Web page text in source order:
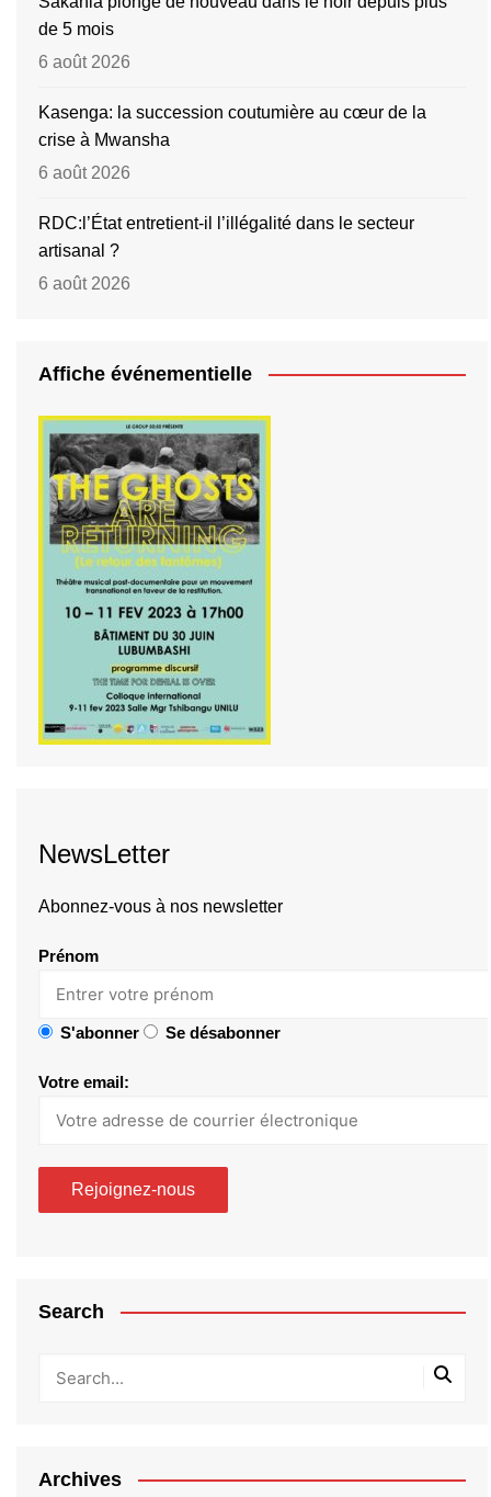
de 5 mois
6 août 2026
Kasenga: la succession coutumière au cœur de la
crise à Mwansha
6 août 2026
RDC:l’État entretient-il l’illégalité dans le secteur
artisanal ?
6 août 2026
Affiche événementielle
NewsLetter
Abonnez-vous à nos newsletter
Prénom
S'abonner Se désabonner
Votre email:
Search
Archives